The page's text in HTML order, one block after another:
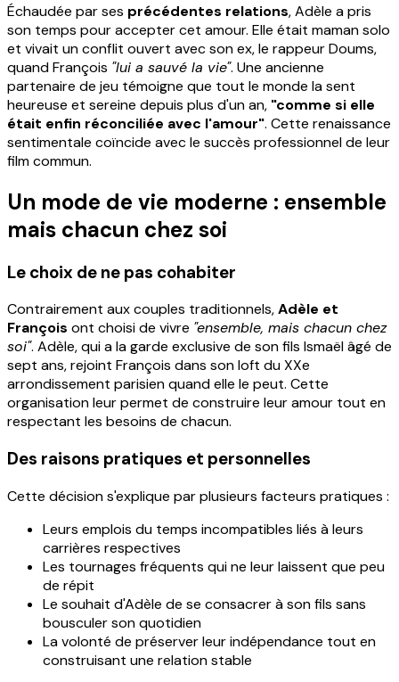
Échaudée par ses précédentes relations, Adèle a pris
son temps pour accepter cet amour. Elle était maman solo
et vivait un conflit ouvert avec son ex, le rappeur Doums,
quand François "lui a sauvé la vie". Une ancienne
partenaire de jeu témoigne que tout le monde la sent
heureuse et sereine depuis plus d'un an, "comme si elle
était enfin réconciliée avec l'amour". Cette renaissance
sentimentale coïncide avec le succès professionnel de leur
film commun.
Un mode de vie moderne : ensemble
mais chacun chez soi
Le choix de ne pas cohabiter
Contrairement aux couples traditionnels,Adèle et
François ont choisi de vivre "ensemble, mais chacun chez
soi". Adèle, qui a la garde exclusive de son fils Ismaël âgé de
sept ans, rejoint François dans son loft du XXe
arrondissement parisien quand elle le peut. Cette
organisation leur permet de construire leur amour tout en
respectant les besoins de chacun.
Des raisons pratiques et personnelles
Cette décision s'explique par plusieurs facteurs pratiques :
Leurs emplois du temps incompatibles liés à leurs
carrières respectives
Les tournages fréquents qui ne leur laissent que peu
de répit
Le souhait d'Adèle de se consacrer à son fils sans
bousculer son quotidien
La volonté de préserver leur indépendance tout en
construisant une relation stable